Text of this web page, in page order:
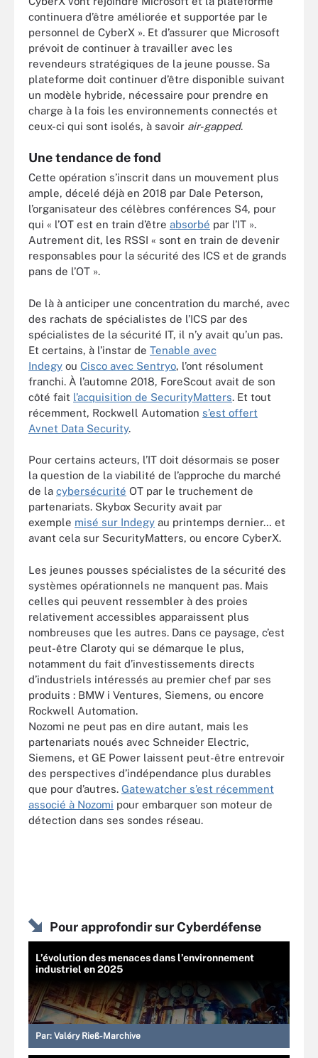
continuera d’être améliorée et supportée par le
personnel de CyberX ». Et d’assurer que Microsoft
prévoit de continuer à travailler avec les
revendeurs stratégiques de la jeune pousse. Sa
plateforme doit continuer d’être disponible suivant
un modèle hybride, nécessaire pour prendre en
charge à la fois les environnements connectés et
ceux-ci qui sont isolés, à savoir air-gapped.
Une tendance de fond
Cette opération s’inscrit dans un mouvement plus
ample, décelé déjà en 2018 par Dale Peterson,
l’organisateur des célèbres conférences S4, pour
qui « l’OT est en train d’être absorbé par l’IT ».
Autrement dit, les RSSI « sont en train de devenir
responsables pour la sécurité des ICS et de grands
pans de l’OT ».
De là à anticiper une concentration du marché, avec
des rachats de spécialistes de l’ICS par des
spécialistes de la sécurité IT, il n’y avait qu’un pas.
Et certains, à l’instar de Tenable avec
Indegy ou Cisco avec Sentryo, l’ont résolument
franchi. À l’automne 2018, ForeScout avait de son
côté fait l’acquisition de SecurityMatters. Et tout
récemment, Rockwell Automation s’est offert
Avnet Data Security.
Pour certains acteurs, l’IT doit désormais se poser
la question de la viabilité de l’approche du marché
de la cybersécurité OT par le truchement de
partenariats. Skybox Security avait par
exemple misé sur Indegy au printemps dernier… et
avant cela sur SecurityMatters, ou encore CyberX.
Les jeunes pousses spécialistes de la sécurité des
systèmes opérationnels ne manquent pas. Mais
celles qui peuvent ressembler à des proies
relativement accessibles apparaissent plus
nombreuses que les autres. Dans ce paysage, c’est
peut-être Claroty qui se démarque le plus,
notamment du fait d’investissements directs
d’industriels intéressés au premier chef par ses
produits : BMW i Ventures, Siemens, ou encore
Rockwell Automation.
Nozomi ne peut pas en dire autant, mais les
partenariats noués avec Schneider Electric,
Siemens, et GE Power laissent peut-être entrevoir
des perspectives d’indépendance plus durables
que pour d’autres. Gatewatcher s’est récemment
associé à Nozomi pour embarquer son moteur de
détection dans ses sondes réseau.
Pour approfondir sur Cyberdéfense
L’évolution des menaces dans l’environnement
industriel en 2025
Par: Valéry Rieß-Marchive